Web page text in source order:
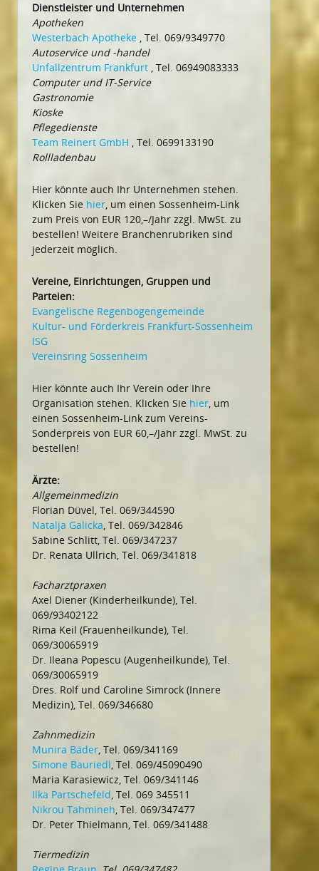
Dienstleister und Unternehmen
Apotheken
Westerbach Apotheke , Tel. 069/9349770
Autoservice und -handel
Unfallzentrum Frankfurt , Tel. 06949083333
Computer und IT-Service
Gastronomie
Kioske
Pflegedienste
Team Reinert GmbH , Tel. 0699133190
Rollladenbau
Hier könnte auch Ihr Unternehmen stehen.
Klicken Sie hier, um einen Sossenheim-Link
zum Preis von EUR 120,–/Jahr zzgl. MwSt. zu
bestellen! Weitere Branchenrubriken sind
jederzeit möglich.
Vereine, Einrichtungen, Gruppen und
Parteien:
Evangelische Regenbogengemeinde
Kultur- und Förderkreis Frankfurt-Sossenheim
ISG
Vereinsring Sossenheim
Hier könnte auch Ihr Verein oder Ihre
Organisation stehen. Klicken Sie hier, um
einen Sossenheim-Link zum Vereins-
Sonderpreis von EUR 60,–/Jahr zzgl. MwSt. zu
bestellen!
Ärzte:
Allgemeinmedizin
Florian Düvel, Tel. 069/344590
Natalja Galicka, Tel. 069/342846
Sabine Schlitt, Tel. 069/347237
Dr. Renata Ullrich, Tel. 069/341818
Facharztpraxen
Axel Diener (Kinderheilkunde), Tel.
069/93402122
Rima Keil (Frauenheilkunde), Tel.
069/30065919
Dr. Ileana Popescu (Augenheilkunde), Tel.
069/30065919
Dres. Rolf und Caroline Simrock (Innere
Medizin), Tel. 069/346680
Zahnmedizin
Munira Bäder, Tel. 069/341169
Simone Bauriedl, Tel. 069/45090490
Maria Karasiewicz, Tel. 069/341146
Ilka Partschefeld, Tel. 069 345511
Nikrou Tahmineh, Tel. 069/347477
Dr. Peter Thielmann, Tel. 069/341488
Tiermedizin